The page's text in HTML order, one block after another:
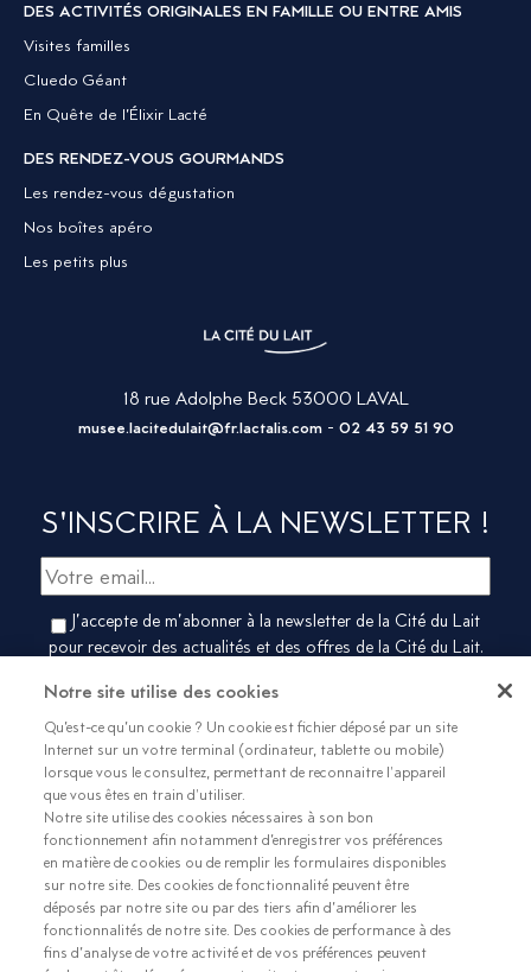
DES ACTIVITÉS ORIGINALES EN FAMILLE OU ENTRE AMIS
Visites familles
Cluedo Géant
En Quête de l’Élixir Lacté
DES RENDEZ-VOUS GOURMANDS
Les rendez-vous dégustation
Nos boîtes apéro
Les petits plus
18 rue Adolphe Beck 53000 LAVAL
musee.lacitedulait@fr.lactalis.com- 02 43 59 51 90
S'INSCRIRE À LA NEWSLETTER !
J’accepte de m’abonner à la newsletter de la Cité du Lait
pour recevoir des actualités et des offres de la Cité du Lait.
utilisant le lien de désinscription intégré dans la newsletter
Notre site utilise des cookies
Qu’est-ce qu’un cookie ? Un cookie est fichier déposé par un site
Internet sur un votre terminal (ordinateur, tablette ou mobile)
lorsque vous le consultez, permettant de reconnaitre l'appareil
que vous êtes en train d'utiliser.
Notre site utilise des cookies nécessaires à son bon
fonctionnement afin notamment d’enregistrer vos préférences
en matière de cookies ou de remplir les formulaires disponibles
sur notre site. Des cookies de fonctionnalité peuvent être
déposés par notre site ou par des tiers afin d’améliorer les
fonctionnalités de notre site. Des cookies de performance à des
fins d’analyse de votre activité et de vos préférences peuvent